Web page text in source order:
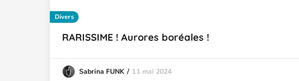
Divers
RARISSIME ! Aurores boréales !
Sabrina FUNK 11 mai 2024